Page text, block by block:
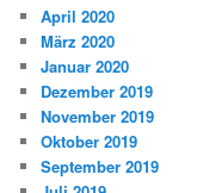
April 2020
März 2020
Januar 2020
Dezember 2019
November 2019
Oktober 2019
September 2019